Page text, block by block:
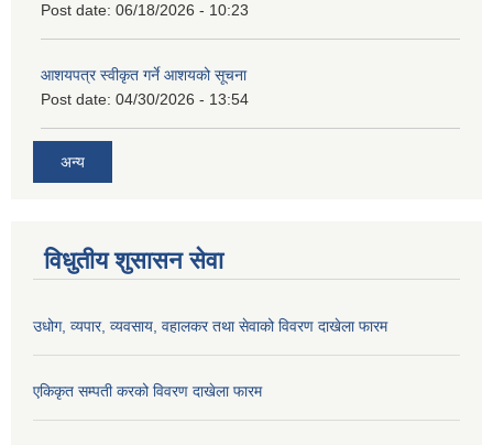
Post date: 06/18/2026 - 10:23
आशयपत्र स्वीकृत गर्ने आशयको सूचना
Post date: 04/30/2026 - 13:54
अन्य
विधुतीय शुसासन सेवा
उधोग, व्यपार, व्यवसाय, वहालकर तथा सेवाको विवरण दाखेला फारम
एकिकृत सम्पती करको विवरण दाखेला फारम